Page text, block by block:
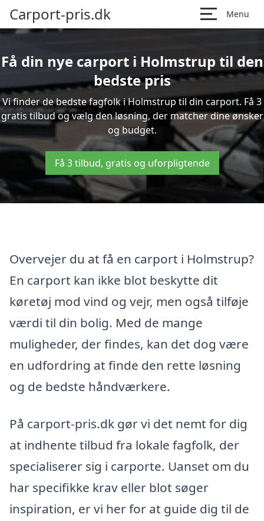
Carport-pris.dk Menu
Få din nye carport i Holmstrup til den
bedste pris
Vi finder de bedste fagfolk i Holmstrup til din carport. Få 3
gratis tilbud og vælg den løsning, der matcher dine ønsker
og budget.
Få 3 tilbud, gratis og uforpligtende
Overvejer du at få en carport i Holmstrup?
En carport kan ikke blot beskytte dit
køretøj mod vind og vejr, men også tilføje
værdi til din bolig. Med de mange
muligheder, der findes, kan det dog være
en udfordring at finde den rette løsning
og de bedste håndværkere.
På carport-pris.dk gør vi det nemt for dig
at indhente tilbud fra lokale fagfolk, der
specialiserer sig i carporte. Uanset om du
har specifikke krav eller blot søger
inspiration, er vi her for at guide dig til de